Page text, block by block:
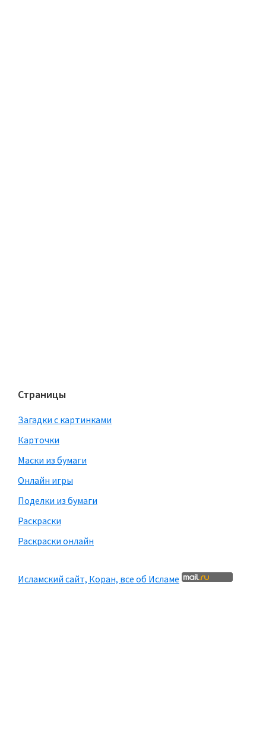
Страницы
Загадки с картинками
Карточки
Маски из бумаги
Онлайн игры
Поделки из бумаги
Раскраски
Раскраски онлайн
Исламский сайт, Коран, все об Исламе